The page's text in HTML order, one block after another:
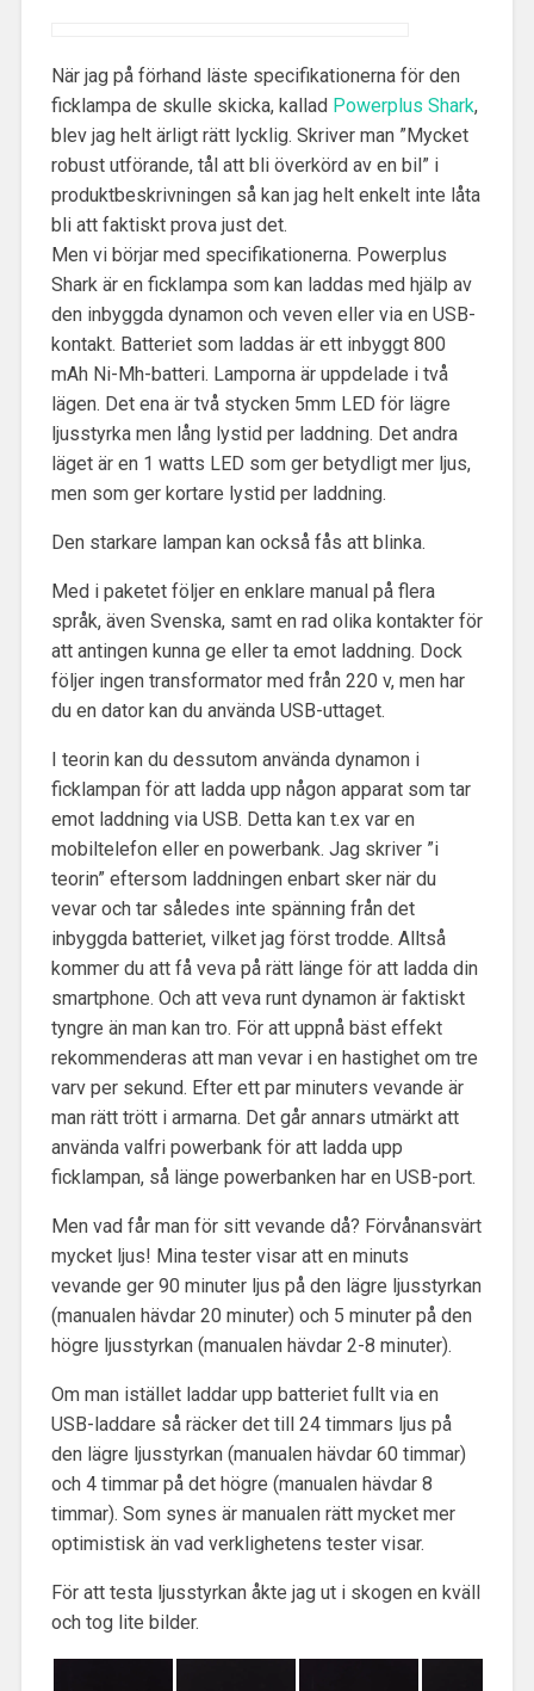
När jag på förhand läste specifikationerna för den
ficklampa de skulle skicka, kallad Powerplus Shark,
blev jag helt ärligt rätt lycklig. Skriver man ”Mycket
robust utförande, tål att bli överkörd av en bil” i
produktbeskrivningen så kan jag helt enkelt inte låta
bli att faktiskt prova just det.
Men vi börjar med specifikationerna. Powerplus
Shark är en ficklampa som kan laddas med hjälp av
den inbyggda dynamon och veven eller via en USB-
kontakt. Batteriet som laddas är ett inbyggt 800
mAh Ni-Mh-batteri. Lamporna är uppdelade i två
lägen. Det ena är två stycken 5mm LED för lägre
ljusstyrka men lång lystid per laddning. Det andra
läget är en 1 watts LED som ger betydligt mer ljus,
men som ger kortare lystid per laddning.
Den starkare lampan kan också fås att blinka.
Med i paketet följer en enklare manual på flera
språk, även Svenska, samt en rad olika kontakter för
att antingen kunna ge eller ta emot laddning. Dock
följer ingen transformator med från 220 v, men har
du en dator kan du använda USB-uttaget.
I teorin kan du dessutom använda dynamon i
ficklampan för att ladda upp någon apparat som tar
emot laddning via USB. Detta kan t.ex var en
mobiltelefon eller en powerbank. Jag skriver ”i
teorin” eftersom laddningen enbart sker när du
vevar och tar således inte spänning från det
inbyggda batteriet, vilket jag först trodde. Alltså
kommer du att få veva på rätt länge för att ladda din
smartphone. Och att veva runt dynamon är faktiskt
tyngre än man kan tro. För att uppnå bäst effekt
rekommenderas att man vevar i en hastighet om tre
varv per sekund. Efter ett par minuters vevande är
man rätt trött i armarna. Det går annars utmärkt att
använda valfri powerbank för att ladda upp
ficklampan, så länge powerbanken har en USB-port.
Men vad får man för sitt vevande då? Förvånansvärt
mycket ljus! Mina tester visar att en minuts
vevande ger 90 minuter ljus på den lägre ljusstyrkan
(manualen hävdar 20 minuter) och 5 minuter på den
högre ljusstyrkan (manualen hävdar 2-8 minuter).
Om man istället laddar upp batteriet fullt via en
USB-laddare så räcker det till 24 timmars ljus på
den lägre ljusstyrkan (manualen hävdar 60 timmar)
och 4 timmar på det högre (manualen hävdar 8
timmar). Som synes är manualen rätt mycket mer
optimistisk än vad verklighetens tester visar.
För att testa ljusstyrkan åkte jag ut i skogen en kväll
och tog lite bilder.